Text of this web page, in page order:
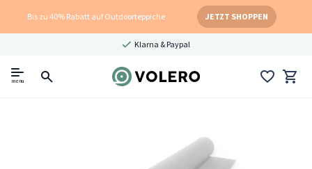
Bis zu 40% Rabatt auf Outdoorteppiche JETZT SHOPPEN
Klarna & Paypal
menu